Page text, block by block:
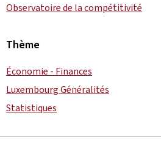
Observatoire de la compétitivité
Thème
Économie - Finances
Luxembourg Généralités
Statistiques